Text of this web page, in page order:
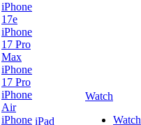
iPhone
17e
iPhone
17 Pro
Max
iPhone
17 Pro
iPhone
Air
iPhone iPad
Watch
Watch